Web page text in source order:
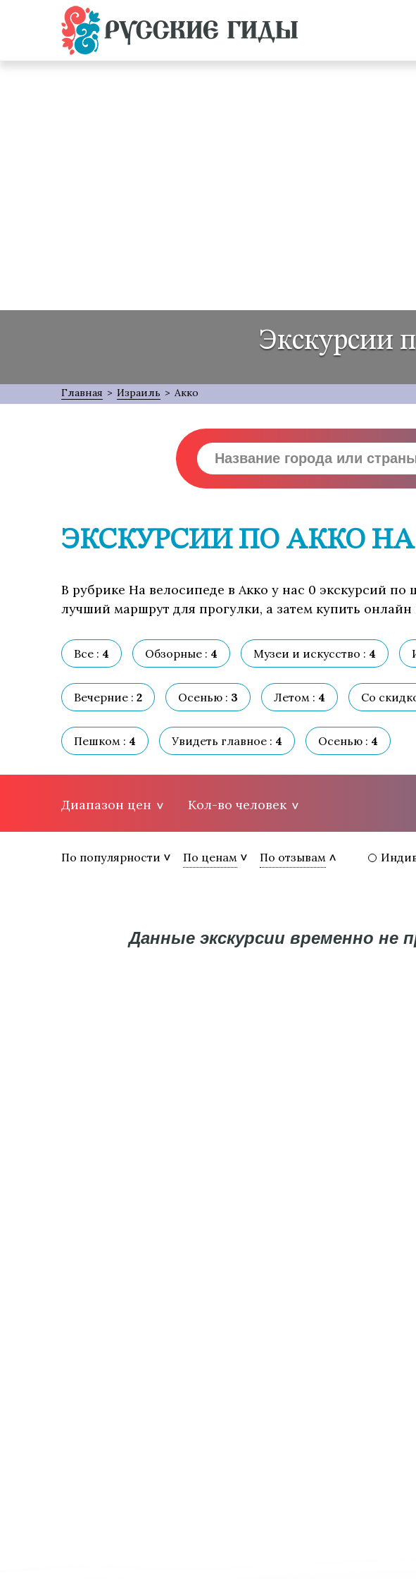
Экскурсии
Главная > Израиль > Акко
ЭКСКУРСИИ ПО АККО
В рубрике На велосипеде в Акко у нас 0 экскурсий
лучший маршрут для прогулки, а затем купить
Все : 4 Обзорные : 4 Музеи и искусство : 4
Вечерние : 2 Осенью : 3 Летом : 4 Со
Пешком : 4 Увидеть главное : 4 Осенью : 4
Диапазон цен Кол-во человек
По популярности По ценам По отзывам
Данные экскурсии временно не